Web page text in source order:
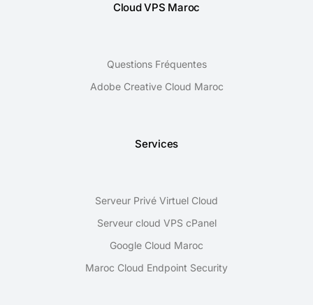
Cloud VPS Maroc
Questions Fréquentes
Adobe Creative Cloud Maroc
Services
Serveur Privé Virtuel Cloud
Serveur cloud VPS cPanel
Google Cloud Maroc
Maroc Cloud Endpoint Security